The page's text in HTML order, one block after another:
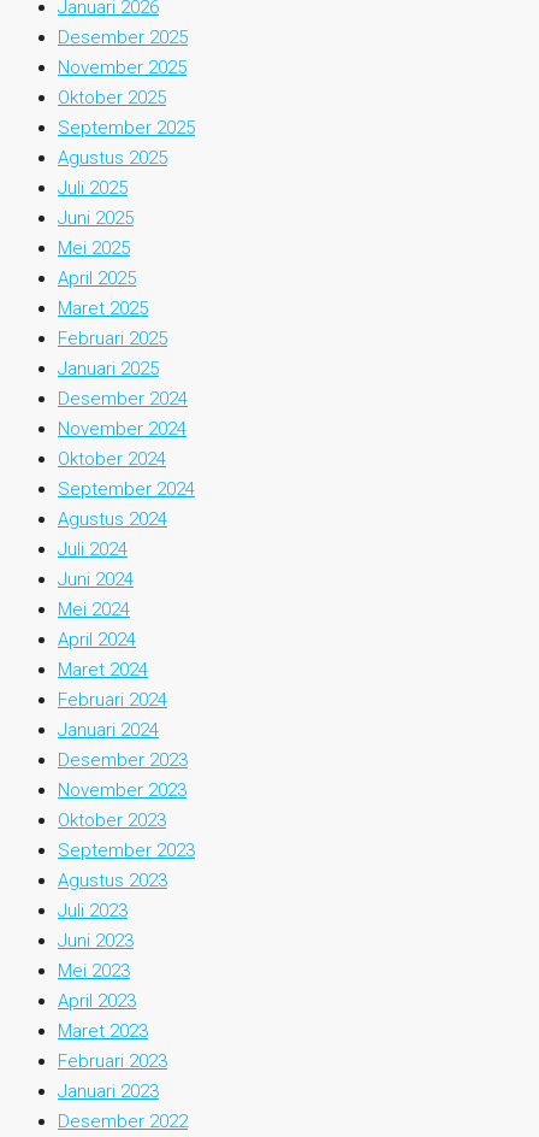
Januari 2026
Desember 2025
November 2025
Oktober 2025
September 2025
Agustus 2025
Juli 2025
Juni 2025
Mei 2025
April 2025
Maret 2025
Februari 2025
Januari 2025
Desember 2024
November 2024
Oktober 2024
September 2024
Agustus 2024
Juli 2024
Juni 2024
Mei 2024
April 2024
Maret 2024
Februari 2024
Januari 2024
Desember 2023
November 2023
Oktober 2023
September 2023
Agustus 2023
Juli 2023
Juni 2023
Mei 2023
April 2023
Maret 2023
Februari 2023
Januari 2023
Desember 2022